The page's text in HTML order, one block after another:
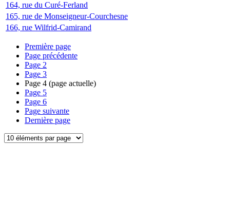
164, rue du Curé-Ferland
165, rue de Monseigneur-Courchesne
166, rue Wilfrid-Camirand
Première page
Page précédente
Page 2
Page 3
Page 4 (page actuelle)
Page 5
Page 6
Page suivante
Dernière page